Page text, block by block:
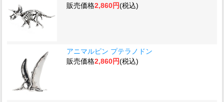
販売価格2,860円(税込)
アニマルピン プテラノドン
販売価格2,860円(税込)